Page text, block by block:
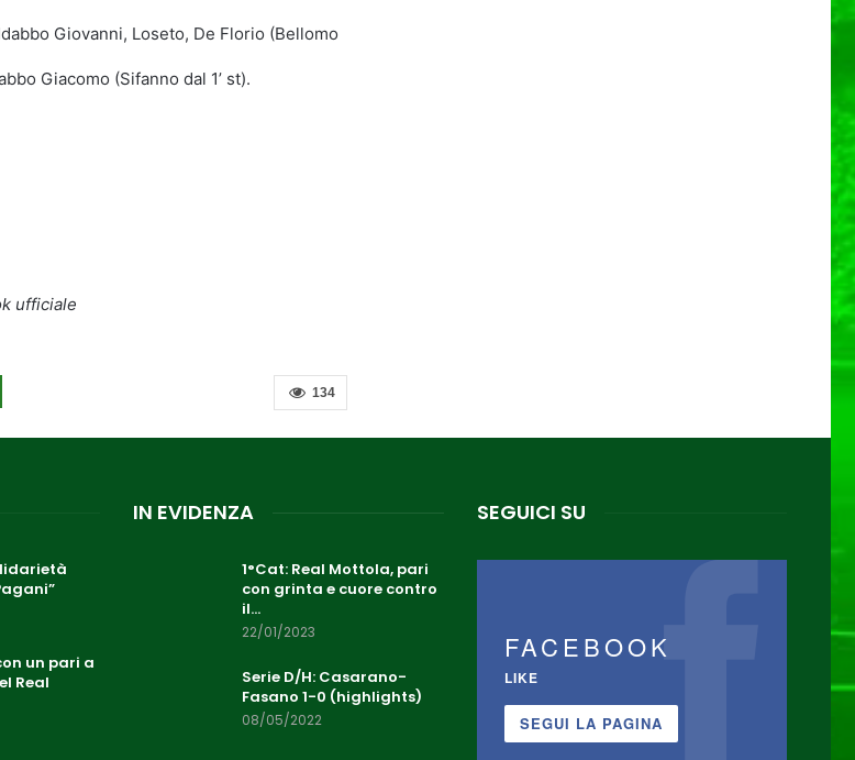
Giovanni, Loseto, De Florio (Bellomo
Giacomo (Sifanno dal 1’ st).
ufficiale
134
un pari a
Real
IN EVIDENZA
1°Cat: Real Mottola, pari
con grinta e cuore contro
il…
22/01/2023
Serie D/H: Casarano-
Fasano 1-0 (highlights)
08/05/2022
SEGUICI SU
FACEBOOK
LIKE
SEGUI LA PAGINA